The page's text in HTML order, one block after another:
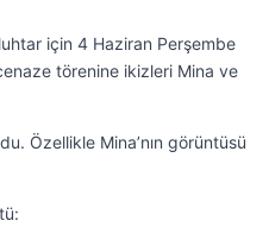
için 4 Haziran Perşembe
törenine ikizleri Mina ve
Özellikle Mina’nın görüntüsü